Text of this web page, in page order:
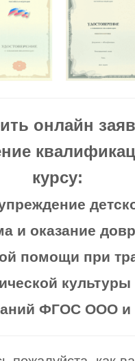
онлайн
курсу:
и оказание
помощи при
культуры
ФГОС ООО